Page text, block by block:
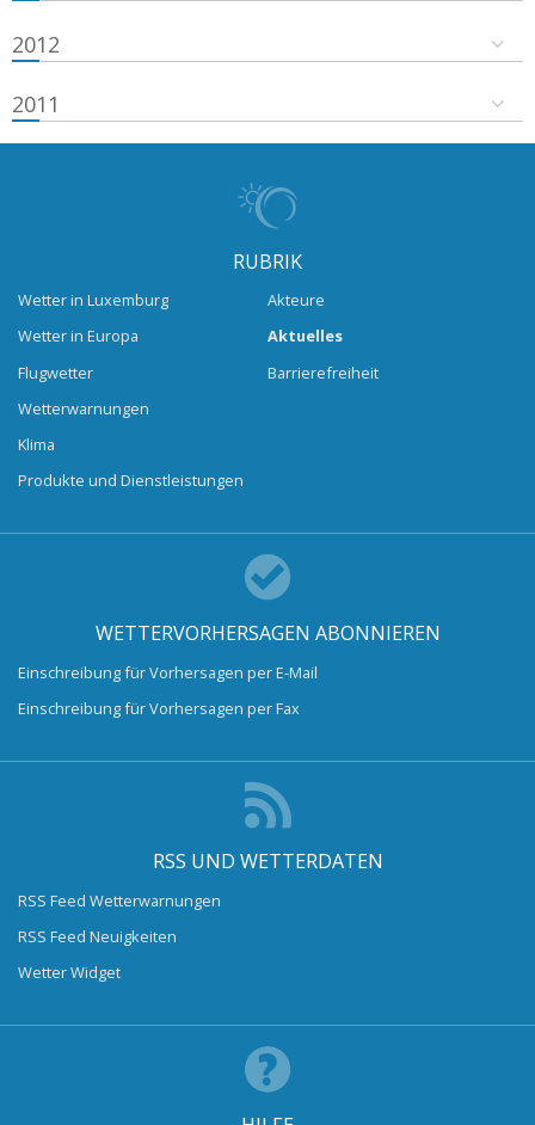
2012
2011
RUBRIK
Wetter in Luxemburg
Wetter in Europa
Flugwetter
Wetterwarnungen
Klima
Produkte und Dienstleistungen
Akteure
Aktuelles
Barrierefreiheit
WETTERVORHERSAGEN ABONNIEREN
Einschreibung für Vorhersagen per E-Mail
Einschreibung für Vorhersagen per Fax
RSS UND WETTERDATEN
RSS Feed Wetterwarnungen
RSS Feed Neuigkeiten
Wetter Widget